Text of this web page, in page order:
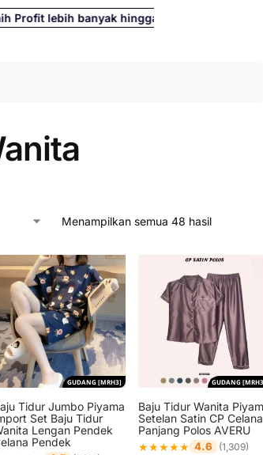
banyak hingga 500%
Menampilkan semua 48 hasil
GUDANG [MRH3]
Tidur Jumbo Piyama
Set Baju Tidur
Lengan Pendek
Pendek
GUDANG
Baju Tidur Wanita
Setelan Satin CP Celana
Panjang Polos AVERU
★★★★★ 4.6
(1,309)